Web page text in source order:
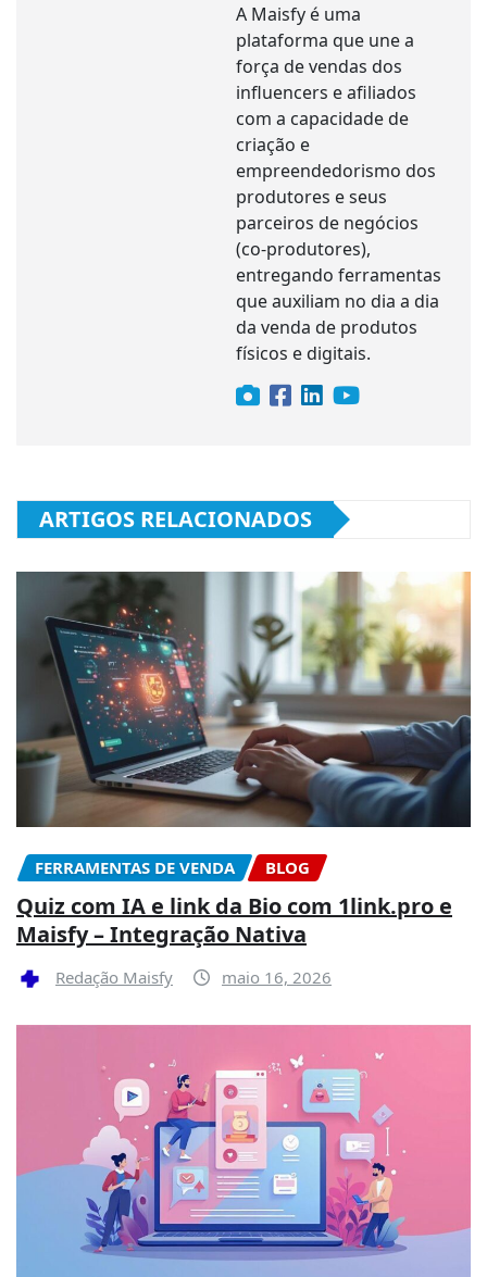
A Maisfy é uma
plataforma que une a
força de vendas dos
influencers e afiliados
com a capacidade de
criação e
empreendedorismo dos
produtores e seus
parceiros de negócios
(co-produtores),
entregando ferramentas
que auxiliam no dia a dia
da venda de produtos
físicos e digitais.
ARTIGOS RELACIONADOS
FERRAMENTAS DE VENDA BLOG
Quiz com IA e link da Bio com 1link.pro e
Maisfy – Integração Nativa
Redação Maisfy maio 16, 2026